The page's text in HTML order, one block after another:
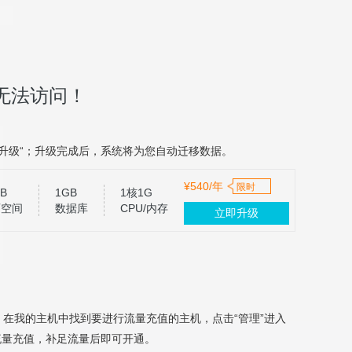
访问！
“；升级完成后，系统将为您自动迁移数据。
间
1GB
数据库
1核1G
CPU/内存
¥540/年 限时
立即升级
在我的主机中找到要进行流量充值的主机，点击“管理”进入
充值，补足流量后即可开通。